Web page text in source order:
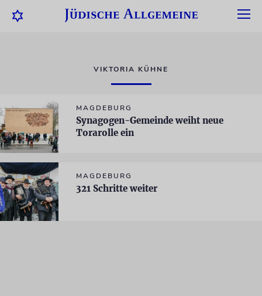
VIKTORIA KÜHNE
MAGDEBURG
Synagogen-Gemeinde weiht neue
Torarolle ein
MAGDEBURG
321 Schritte weiter